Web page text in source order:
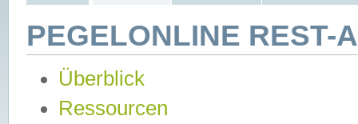
PEGELONLINE
Überblick
Ressourcen